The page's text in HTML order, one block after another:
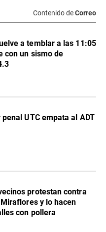
Contenido deCorreo
a temblar a las 11:05
con un sismo de
UTC empata al ADT
protestan contra
y lo hacen
con pollera